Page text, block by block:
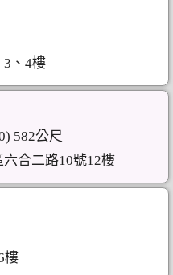
3、4樓
582公尺
合二路10號12樓
樓